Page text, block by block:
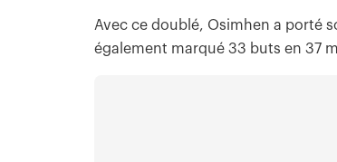
Avec ce doublé, Osimhen a porté
également marqué 33 buts en 37